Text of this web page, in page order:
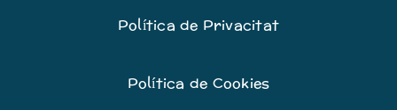
Política de Privacitat
Política de Cookies